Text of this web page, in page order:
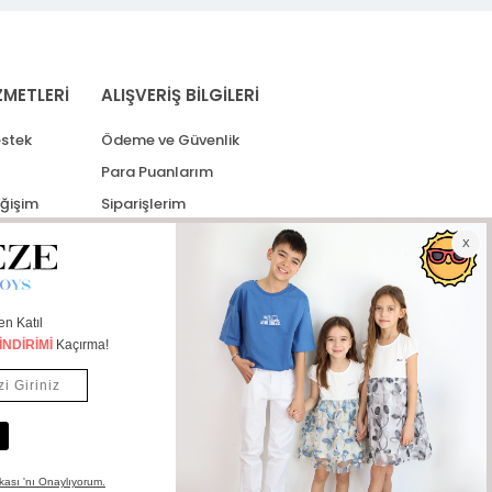
ALIŞVERİŞ BİLGİLERİ
Ödeme ve Güvenlik
Para Puanlarım
Siparişlerim